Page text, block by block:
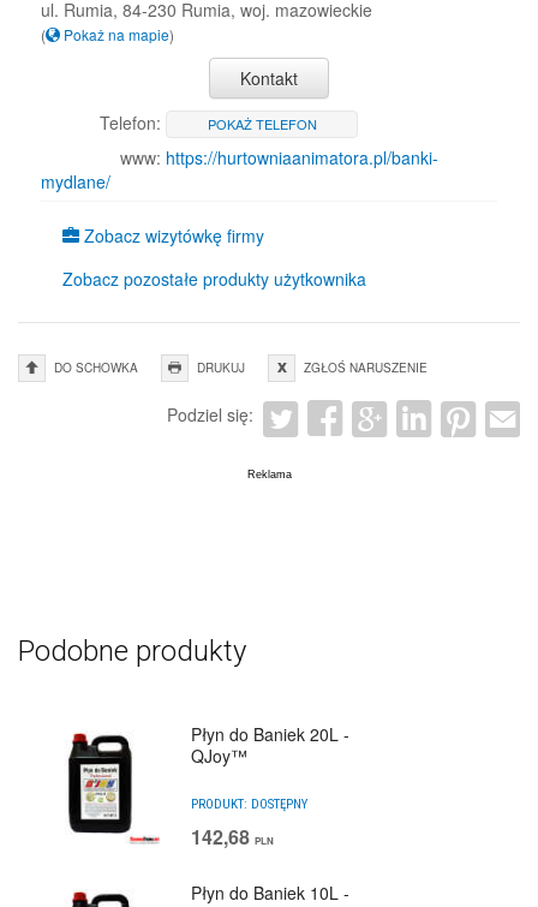
ul. Rumia, 84-230 Rumia, woj. mazowieckie
( Pokaż na mapie)
Kontakt
Telefon:
POKAŻ TELEFON
www: https://hurtowniaanimatora.pl/banki-
mydlane/
Zobacz wizytówkę firmy
Zobacz pozostałe produkty użytkownika
DO SCHOWKA DRUKUJ ZGŁOŚ NARUSZENIE
Podziel się:
Podobne produkty
Płyn do Baniek 20L -
QJoy™
PRODUKT: DOSTĘPNY
142,68 PLN
Płyn do Baniek 10L -